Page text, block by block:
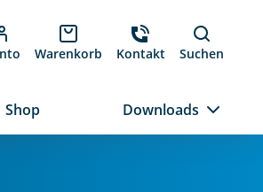
Warenkorb Kontakt Suchen
Shop Downloads